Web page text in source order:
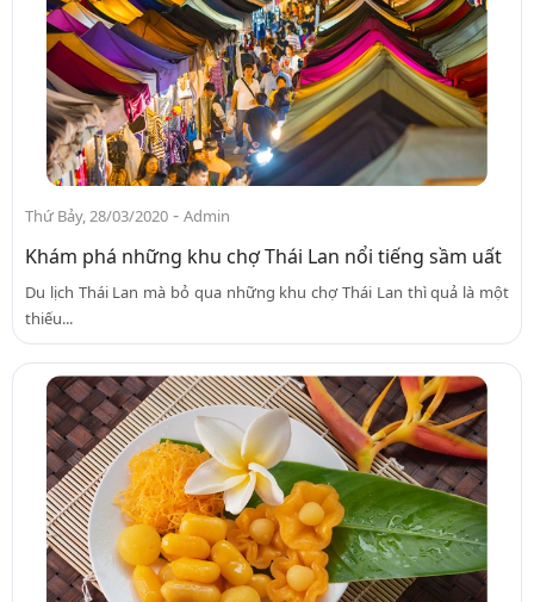
Thứ Bảy, 28/03/2020 - Admin
Khám phá những khu chợ Thái Lan nổi tiếng sầm uất
Du lịch Thái Lan mà bỏ qua những khu chợ Thái Lan thì quả là một
thiếu...